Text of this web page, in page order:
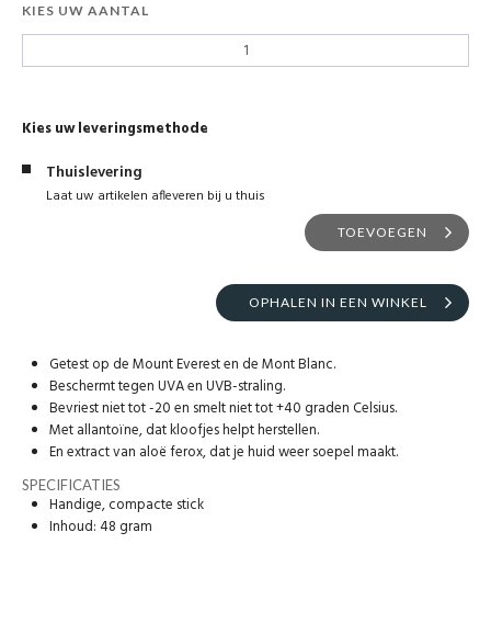
KIES UW AANTAL
Kies uw leveringsmethode
Thuislevering
Laat uw artikelen afleveren bij u thuis
TOEVOEGEN
OPHALEN IN EEN WINKEL
Getest op de Mount Everest en de Mont Blanc.
Beschermt tegen UVA en UVB-straling.
Bevriest niet tot -20 en smelt niet tot +40 graden Celsius.
Met allantoïne, dat kloofjes helpt herstellen.
En extract van aloë ferox, dat je huid weer soepel maakt.
SPECIFICATIES
Handige, compacte stick
Inhoud: 48 gram